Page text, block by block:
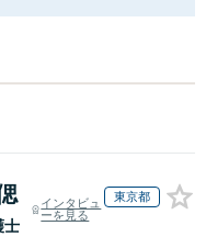
士
インタビュ
ーを見る
東京都